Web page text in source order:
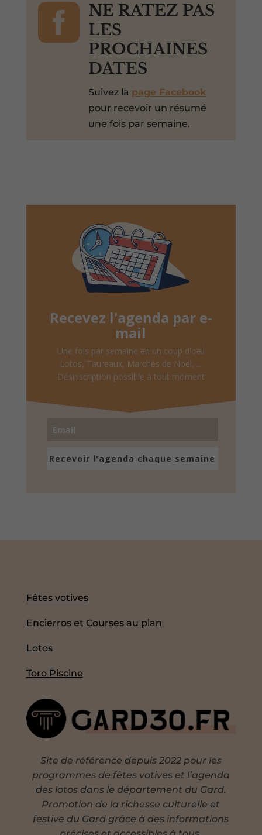

NE RATEZ PAS
LES
PROCHAINES
DATES
Suivez la page Facebook
pour recevoir un résumé
une fois par semaine.
Recevez l'agenda par e-
mail
Une fois par semaine en un coup d'oeil
Lotos, Taureaux, Marchés de Noël, ...
Désinscription possible à tout moment
Recevoir l'agenda chaque semaine
Fêtes votives
Encierros et Courses au plan
Lotos
Toro Piscine
Site de référence depuis 2022 pour les
programmes de fêtes votives et l’agenda
des lotos dans le département du Gard.
Promotion de la richesse culturelle et
festive du Gard grâce à des informations